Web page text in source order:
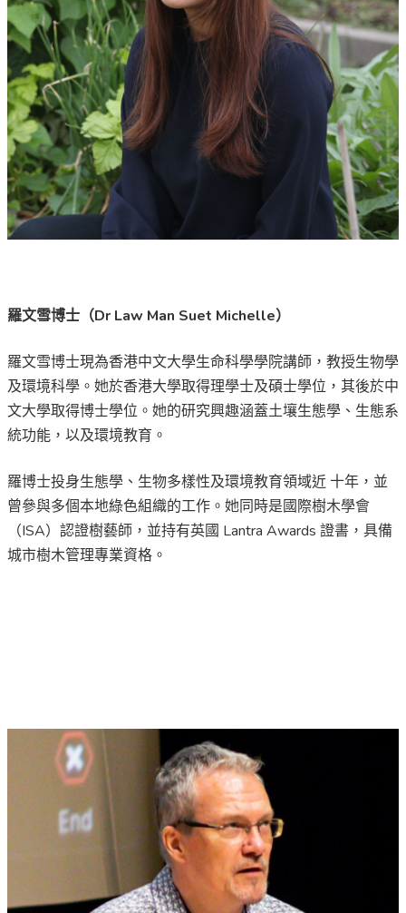
羅文雪博士（Dr Law Man Suet Michelle）
羅文雪博士現為香港中文大學生命科學學院講師，教授生物學
及環境科學。她於香港大學取得理學士及碩士學位，其後於中
文大學取得博士學位。她的研究興趣涵蓋土壤生態學、生態系
統功能，以及環境教育。
羅博士投身生態學、生物多樣性及環境教育領域近 十年，並
曾參與多個本地綠色組織的工作。她同時是國際樹木學會
（ISA）認證樹藝師，並持有英國 Lantra Awards 證書，具備
城市樹木管理專業資格。